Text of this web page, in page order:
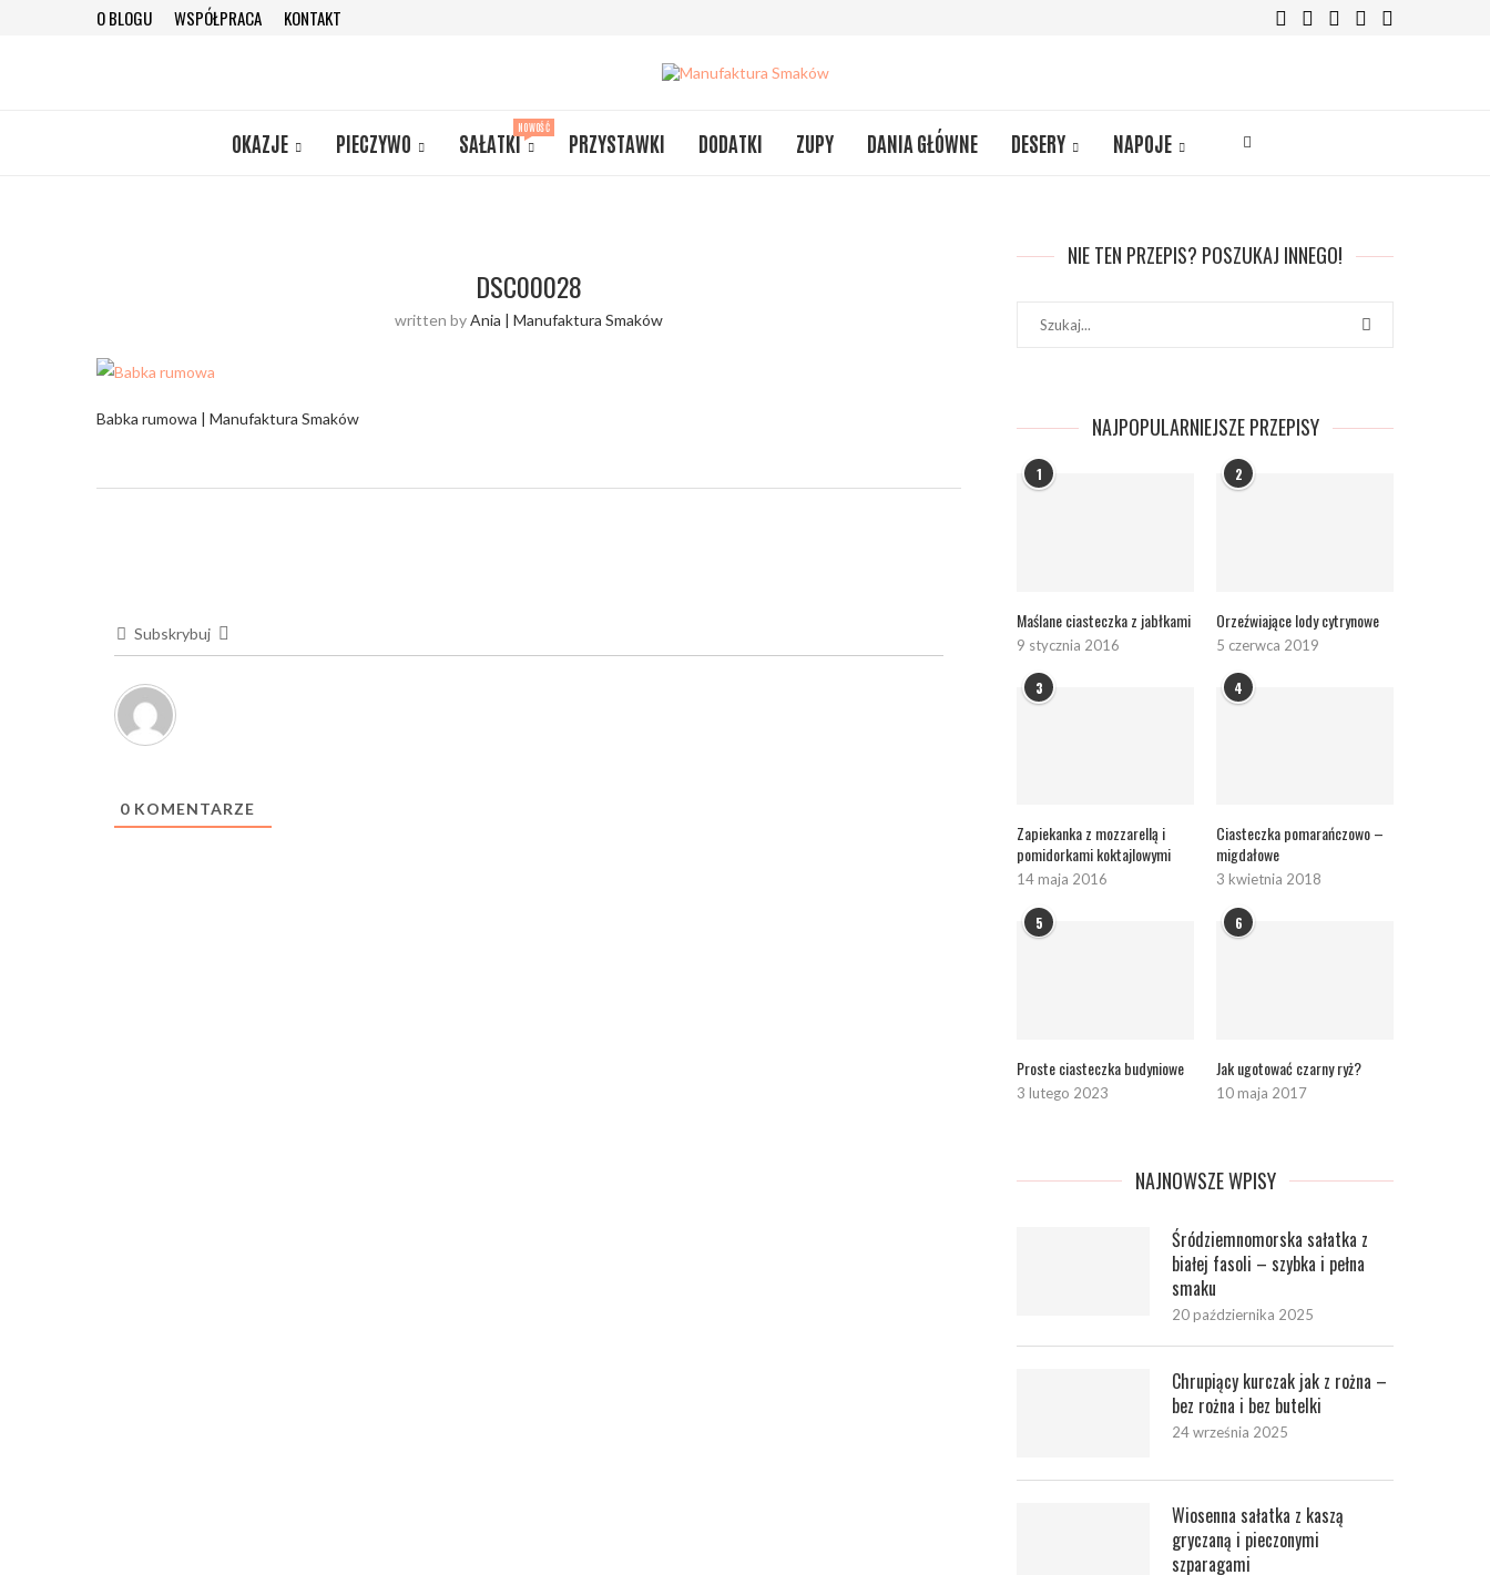
O BLOGU WSPÓŁPRACA KONTAKT
OKAZJE PIECZYWO SAŁATKI
NOWOŚĆ
PRZYSTAWKI DODATKI ZUPY DANIA GŁÓWNE DESERY NAPOJE
DSC00028
written byAnia | Manufaktura Smaków
Babka rumowa | Manufaktura Smaków
Subskrybuj
0KOMENTARZE
NIE TEN PRZEPIS? POSZUKAJ INNEGO!
NAJPOPULARNIEJSZE PRZEPISY
1
Maślane ciasteczka z jabłkami
9 stycznia 2016
2
Orzeźwiające lody cytrynowe
5 czerwca 2019
3
Zapiekanka z mozzarellą i
pomidorkami koktajlowymi
14 maja 2016
4
Ciasteczka pomarańczowo –
migdałowe
3 kwietnia 2018
5
Proste ciasteczka budyniowe
3 lutego 2023
6
Jak ugotować czarny ryż?
10 maja 2017
NAJNOWSZE WPISY
Śródziemnomorska sałatka z
białej fasoli – szybka i pełna
smaku
20 października 2025
Chrupiący kurczak jak z rożna –
bez rożna i bez butelki
24 września 2025
Wiosenna sałatka z kaszą
gryczaną i pieczonymi
szparagami